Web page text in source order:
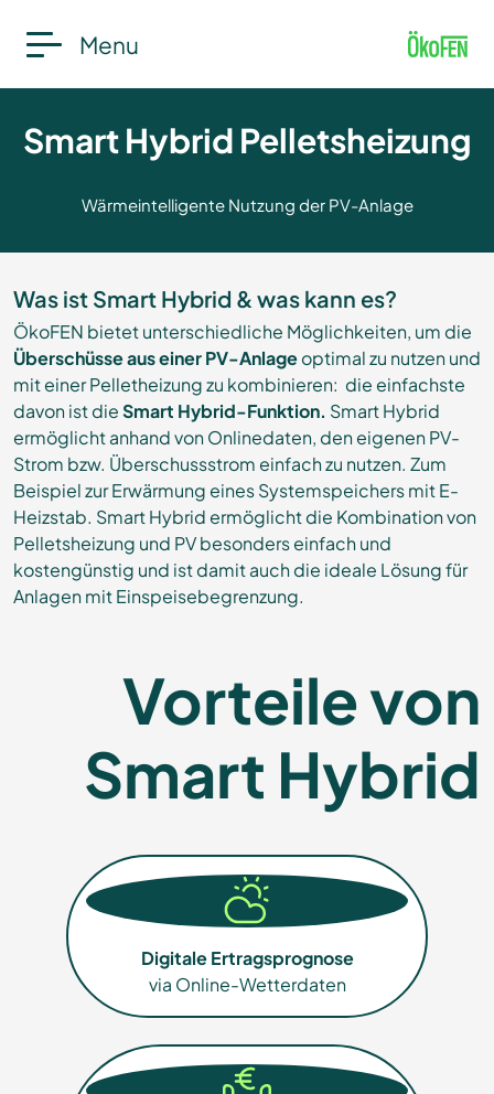
Menu
Smart Hybrid Pelletsheizung
Wärmeintelligente Nutzung der PV-Anlage
Was ist Smart Hybrid & was kann es?
ÖkoFEN bietet unterschiedliche Möglichkeiten, um die
Überschüsse aus einer PV-Anlageoptimal zu nutzen und
mit einer Pelletheizung zu kombinieren: die einfachste
davon ist dieSmart Hybrid-Funktion. Smart Hybrid
ermöglicht anhand von Onlinedaten, den eigenen PV-
Strom bzw. Überschussstrom einfach zu nutzen. Zum
Beispiel zur Erwärmung eines Systemspeichers mit E-
Heizstab. Smart Hybrid ermöglicht die Kombination von
Pelletsheizung und PV besonders einfach und
kostengünstig und ist damit auch die ideale Lösung für
Anlagen mit Einspeisebegrenzung.
Vorteile von
Smart Hybrid
Digitale Ertrags­prog­nose
via Online-Wetterdaten